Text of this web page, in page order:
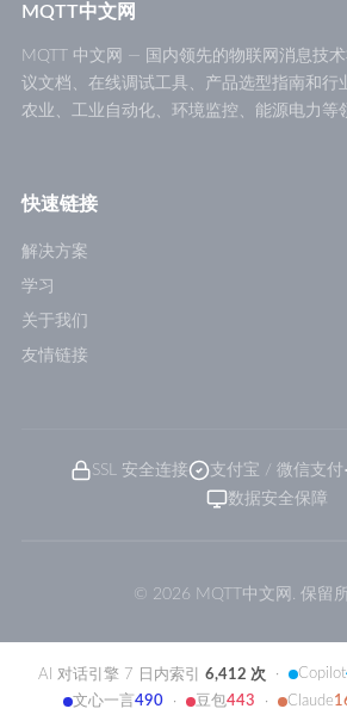
MQTT中文网
MQTT 中文网 — 国内领先的物联网消息技
议文档、在线调试工具、产品选型指南和行
农业、工业自动化、环境监控、能源电力等
快速链接
解决方案
学习
关于我们
友情链接
SSL 安全连接 支付宝 / 微信支付
数据安全保障
© 2026 MQTT中文网. 保留
AI 对话引擎 7 日内索引 6,412 次· Copilot
文心一言490· 豆包443 · Claude